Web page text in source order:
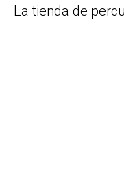
La tienda de